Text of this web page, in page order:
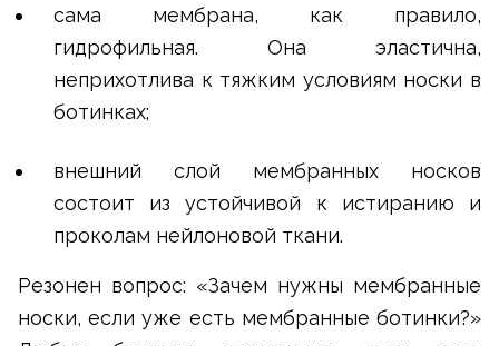
сама мембрана, как правило,
гидрофильная. Она эластична,
неприхотлива к тяжким условиям носки в
ботинках;
внешний слой мембранных носков
состоит из устойчивой к истиранию и
проколам нейлоновой ткани.
Резонен вопрос: «Зачем нужны мембранные
носки, если уже есть мембранные ботинки?»